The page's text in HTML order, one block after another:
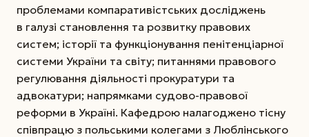
проблемами компаративістських досліджень
в галузі становлення та розвитку правових
систем; історії та функціонування пенітенціарної
системи України та світу; питаннями правового
регулювання діяльності прокуратури та
адвокатури; напрямками судово-правової
реформи в Україні. Кафедрою налагоджено тісну
співпрацю з польськими колегами з Люблінського